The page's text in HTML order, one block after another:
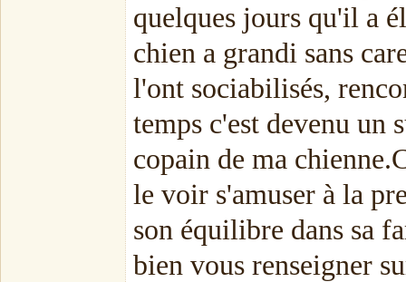
quelques jours qu'il a
chien a grandi sans
l'ont sociabilisés,
temps c'est devenu un
copain de ma
le voir s'amuser à la
son équilibre dans sa
bien vous renseigner